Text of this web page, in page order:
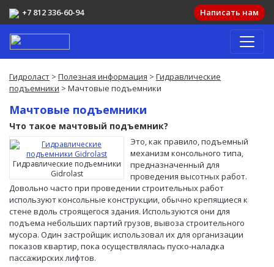
+7 812 336-60-94 Написать нам
Гидроласт > Полезная информация > Гидравлические
подъемники > Мачтовые подъемники
Мачтовые подъемники
Что такое мачтовый подъемник?
Гидравлические подъемники
Gidrolast
Это, как правило, подъемный
механизм консольного типа,
предназначенный для
проведения высотных работ.
Довольно часто при проведении строительных работ
используют консольные конструкции, обычно крепящиеся к
стене вдоль строящегося здания. Используются они для
подъема небольших партий грузов, вывоза строительного
мусора. Один застройщик использовал их для организации
показов квартир, пока осуществлялась пуско-наладка
пассажирских лифтов.